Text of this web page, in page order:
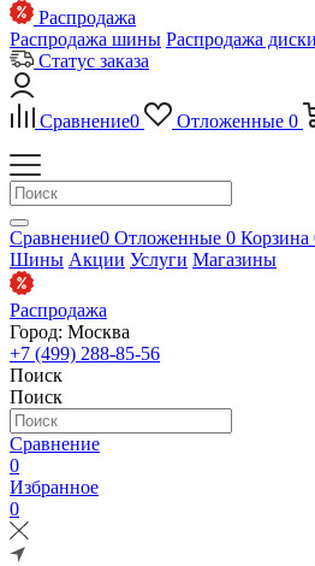
Распродажа
Распродажа шины Распродажа диски
Статус заказа
Сравнение0 Отложенные 0
Сравнение0 Отложенные 0 Корзина
Шины Акции Услуги Магазины
Распродажа
Город: Москва
+7 (499) 288-85-56
Поиск
Поиск
Сравнение
0
Избранное
0